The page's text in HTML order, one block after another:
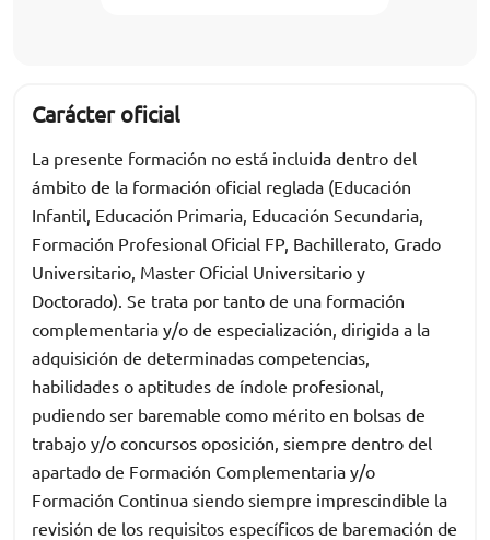
Carácter oficial
La presente formación no está incluida dentro del
ámbito de la formación oficial reglada (Educación
Infantil, Educación Primaria, Educación Secundaria,
Formación Profesional Oficial FP, Bachillerato, Grado
Universitario, Master Oficial Universitario y
Doctorado). Se trata por tanto de una formación
complementaria y/o de especialización, dirigida a la
adquisición de determinadas competencias,
habilidades o aptitudes de índole profesional,
pudiendo ser baremable como mérito en bolsas de
trabajo y/o concursos oposición, siempre dentro del
apartado de Formación Complementaria y/o
Formación Continua siendo siempre imprescindible la
revisión de los requisitos específicos de baremación de